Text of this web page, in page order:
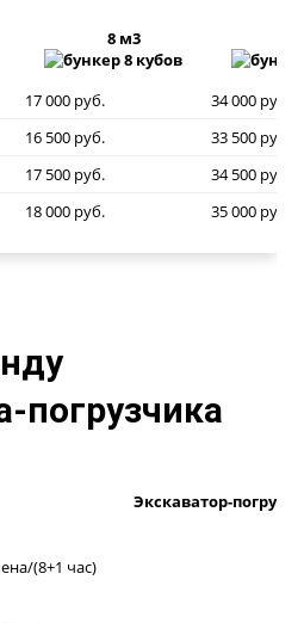
8 м3
17 000 руб.
34 000 руб.
16 500 руб.
33 500 руб.
17 500 руб.
34 500 руб.
18 000 руб. 35 000 руб.
погрузчика
Экскаватор-
(8+1 час)